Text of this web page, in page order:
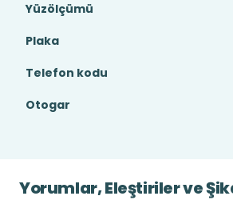
Yüzölçümü
Plaka
Telefon kodu
Otogar
Yorumlar, Eleştiriler ve